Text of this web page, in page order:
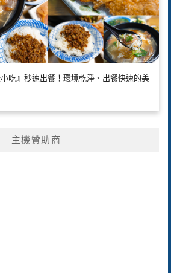
小吃』秒速出餐！環境乾淨、出餐快速的美
主機贊助商